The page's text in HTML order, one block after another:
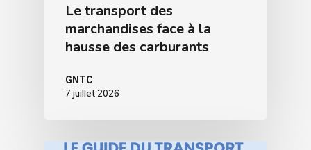
Le transport des
marchandises face à la
hausse des carburants
GNTC
7 juillet 2026